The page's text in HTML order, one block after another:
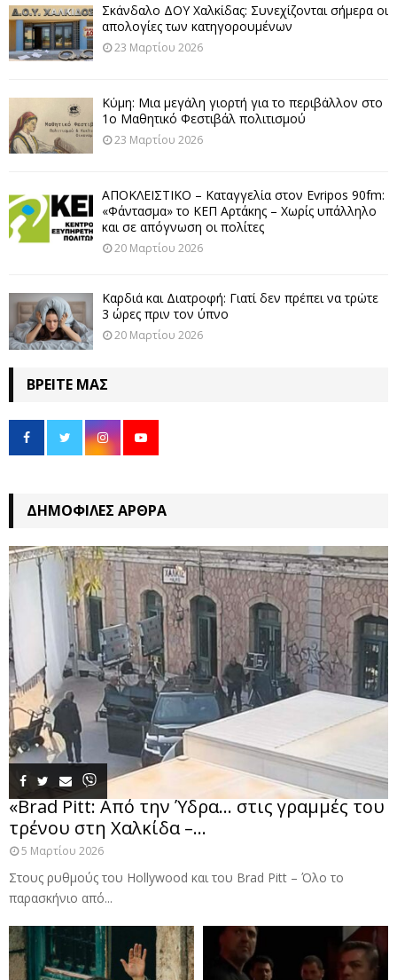
Σκάνδαλο ΔΟΥ Χαλκίδας: Συνεχίζονται σήμερα οι
απολογίες των κατηγορουμένων
23 Μαρτίου 2026
Κύμη: Μια μεγάλη γιορτή για το περιβάλλον στο
1ο Μαθητικό Φεστιβάλ πολιτισμού
23 Μαρτίου 2026
ΑΠΟΚΛΕΙΣΤΙΚΟ – Καταγγελία στον Evripos 90fm:
«Φάντασμα» το ΚΕΠ Αρτάκης – Χωρίς υπάλληλο
και σε απόγνωση οι πολίτες
20 Μαρτίου 2026
Καρδιά και Διατροφή: Γιατί δεν πρέπει να τρώτε
3 ώρες πριν τον ύπνο
20 Μαρτίου 2026
ΒΡΕΊΤΕ ΜΑΣ
ΔΗΜΟΦΙΛΈΣ ΆΡΘΡΑ
«Brad Pitt: Από την Ύδρα… στις γραμμές του
τρένου στη Χαλκίδα –...
5 Μαρτίου 2026
Στους ρυθμούς του Hollywood και του Brad Pitt – Όλο το
παρασκήνιο από...